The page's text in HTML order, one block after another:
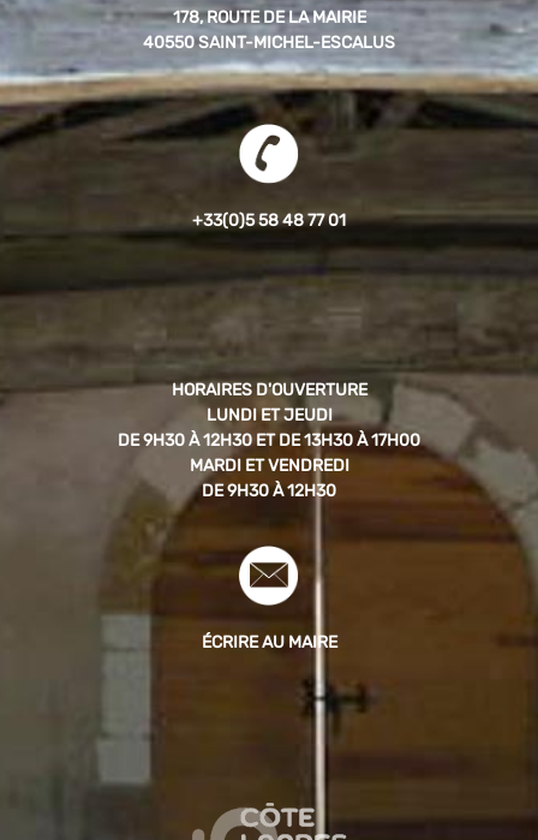
178, ROUTE DE LA MAIRIE
40550 SAINT-MICHEL-ESCALUS
+33(0)5 58 48 77 01
HORAIRES D'OUVERTURE
LUNDI ET JEUDI
DE 9H30 À 12H30 ET DE 13H30 À 17H00
MARDI ET VENDREDI
DE 9H30 À 12H30
ÉCRIRE AU MAIRE